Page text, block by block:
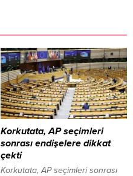
Korkutata, AP seçimleri
sonrası endişelere dikkat
çekti
Korkutata, AP seçimleri sonrası